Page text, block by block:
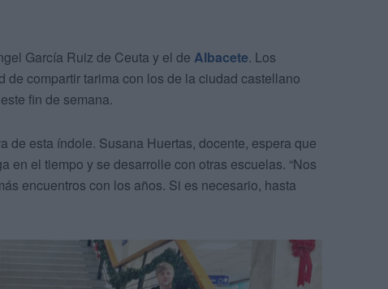
García Ruiz de Ceuta y el de Albacete. Los
compartir tarima con los de la ciudad castellano
fin de semana.
de esta índole. Susana Huertas, docente, espera que
en el tiempo y se desarrolle con otras escuelas. “Nos
encuentros con los años. Si es necesario, hasta